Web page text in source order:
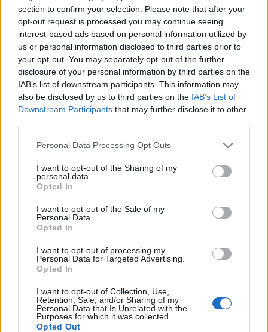
section to confirm your selection. Please note that after your
opt-out request is processed you may continue seeing
interest-based ads based on personal information utilized by
us or personal information disclosed to third parties prior to
your opt-out. You may separately opt-out of the further
disclosure of your personal information by third parties on the
IAB’s list of downstream participants. This information may
also be disclosed by us to third parties on the IAB’s List of
Downstream Participants that may further disclose it to other
Personal Data Processing Opt Outs
I want to opt-out of the Sharing of my
personal data.
Opted In
I want to opt-out of the Sale of my
Personal Data.
Opted In
I want to opt-out of processing my
Personal Data for Targeted Advertising.
Opted In
I want to opt-out of Collection, Use,
Retention, Sale, and/or Sharing of my
Personal Data that Is Unrelated with the
Purposes for which it was collected.
Opted Out